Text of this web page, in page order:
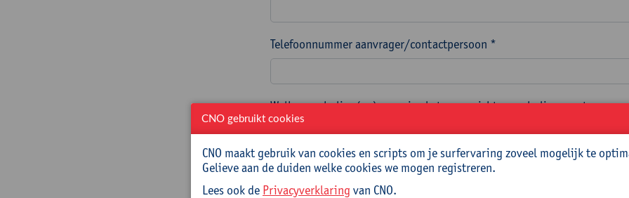
Telefoonnummer aanvrager/contactpersoon *
Welke nascholing(en) wens je als teamgerichte nascholing aan te
titel(s) zoals vermeld in ons aanbod teamgerichte nascholingen. *
CNO gebruikt cookies
CNO maakt gebruik van cookies en scripts om je surfervaring zoveel mogelijk te
Gelieve aan de duiden welke cookies we mogen registreren.
Lees ook de Privacyverklaring van CNO.